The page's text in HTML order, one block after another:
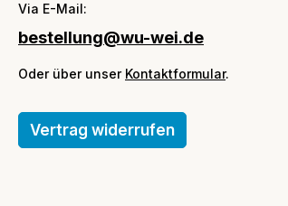
Via E-Mail:
bestellung@wu-wei.de
Oder über unser Kontaktformular.
Vertrag widerrufen